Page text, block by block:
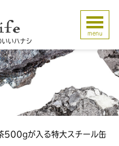
いいハナシ
menu
500gが入る特大スチール缶